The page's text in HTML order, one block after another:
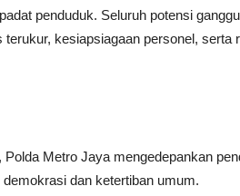
penduduk. Seluruh potensi
kesiapsiagaan personel, serta
Metro Jaya mengedepankan
dan ketertiban umum.